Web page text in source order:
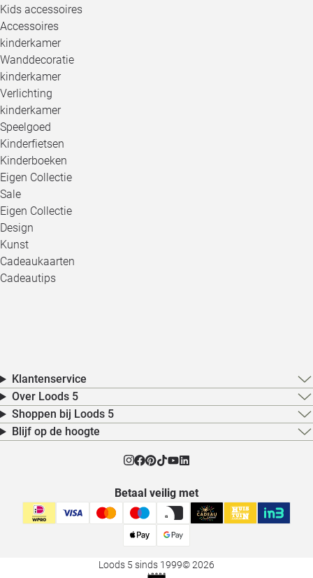
Kids accessoires
Accessoires
kinderkamer
Wanddecoratie
kinderkamer
Verlichting
kinderkamer
Speelgoed
Kinderfietsen
Kinderboeken
Eigen Collectie
Sale
Eigen Collectie
Design
Kunst
Cadeaukaarten
Cadeautips
Klantenservice
Over Loods 5
Shoppen bij Loods 5
Blijf op de hoogte
Betaal veilig met
Loods 5 sinds 1999© 2026